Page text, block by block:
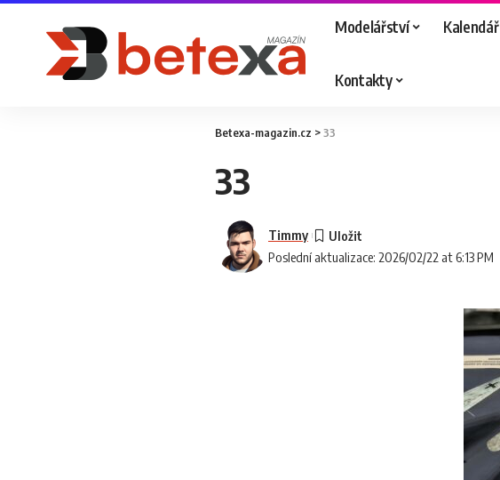
Modelářství Kalendář
Kontakty
Betexa-magazin.cz >33
33
Poslední aktualizace: 2026/02/22 at 6:13 PM
Timmy